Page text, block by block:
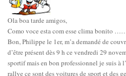
Ola boa tarde amigos,
Como voce esta com esse clima bonito
Bon, Philippe le 1er, m’a demandé de
d’être présent dès 9 h ce vendredi 29
sportif mais en bon professionnel je suis à
rallye ce sont des voitures de sport et des